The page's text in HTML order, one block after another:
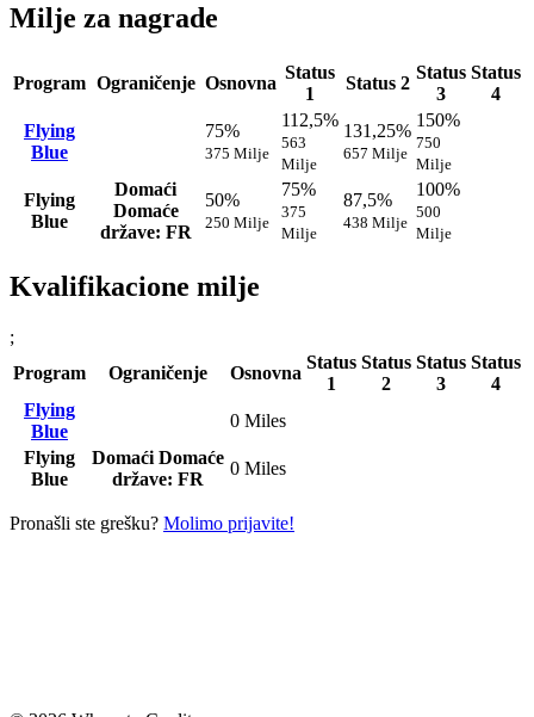
Milje za nagrade
Program Ograničenje Osnovna
Status
1
Status 2
Status
3
Status
4
Flying
Blue
75%
375 Milje
112,5%
563
Milje
131,25%
657 Milje
150%
750
Milje
Flying
Blue
Domaći
Domaće
države: FR
50%
250 Milje
75%
375
Milje
87,5%
438 Milje
100%
500
Milje
Kvalifikacione milje
;
Program
Ograničenje Osnovna
Status
1
Status
2
Status
3
Status
4
Flying
Blue
0 Miles
Flying
Blue
Domaći Domaće
države: FR
0 Miles
Pronašli ste grešku? Molimo prijavite!